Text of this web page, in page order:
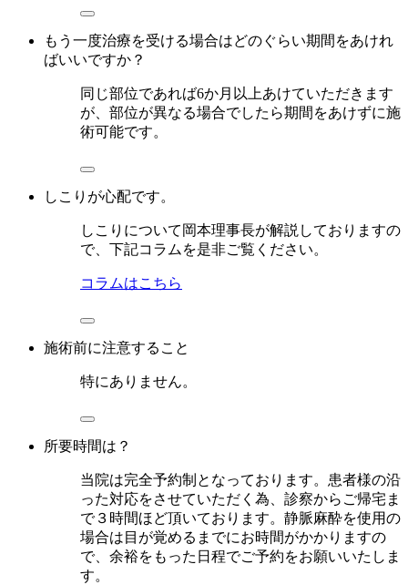
もう一度治療を受ける場合はどのぐらい期間をあけれ
ばいいですか？
同じ部位であれば6か月以上あけていただきます
が、部位が異なる場合でしたら期間をあけずに施
術可能です。
しこりが心配です。
しこりについて岡本理事長が解説しておりますの
で、下記コラムを是非ご覧ください。
コラムはこちら
施術前に注意すること
特にありません。
所要時間は？
当院は完全予約制となっております。患者様の沿
った対応をさせていただく為、診察からご帰宅ま
で３時間ほど頂いております。静脈麻酔を使用の
場合は目が覚めるまでにお時間がかかりますの
で、余裕をもった日程でご予約をお願いいたしま
す。